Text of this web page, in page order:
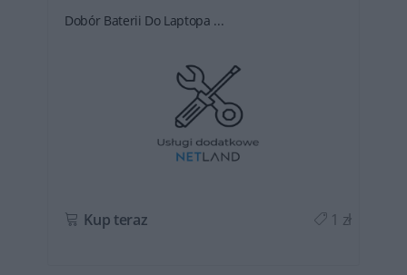
Dobór Baterii Do Laptopa ...
Kup teraz 1 zł